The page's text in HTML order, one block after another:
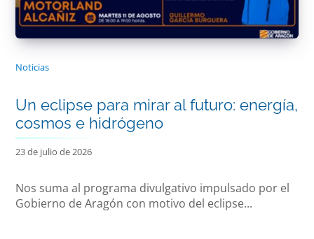
Noticias
Un eclipse para mirar al futuro: energía,
cosmos e hidrógeno
23 de julio de 2026
Nos suma al programa divulgativo impulsado por el
Gobierno de Aragón con motivo del eclipse...